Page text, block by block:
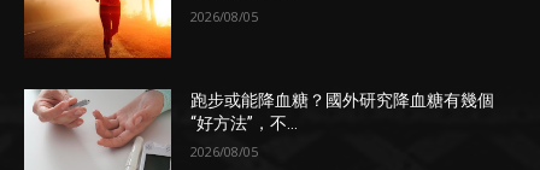
2026/08/05
跑步或能降血糖？國外研究降血糖有幾個
“好方法”，不...
2026/08/05